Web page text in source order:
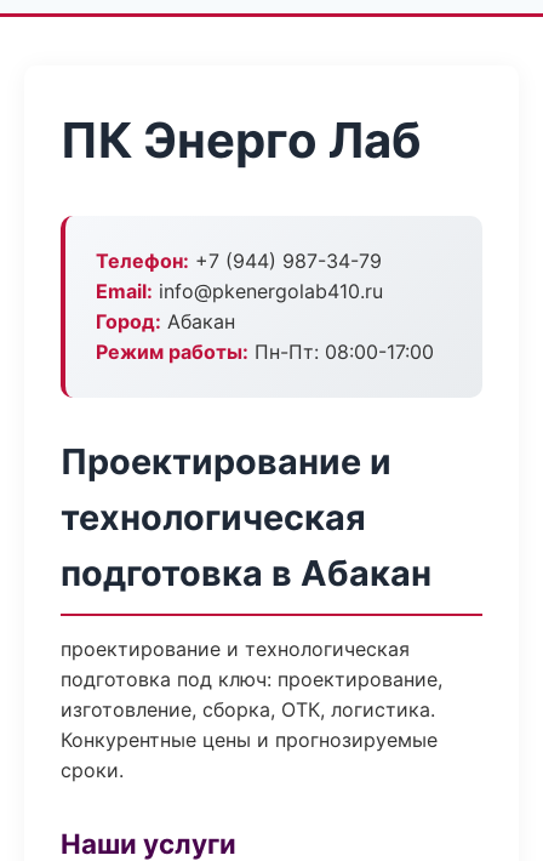
ПК Энерго Лаб
Телефон: +7 (944) 987-34-79
Email: info@pkenergolab410.ru
Город: Абакан
Режим работы: Пн-Пт: 08:00-17:00
Проектирование и
технологическая
подготовка в Абакан
проектирование и технологическая
подготовка под ключ: проектирование,
изготовление, сборка, ОТК, логистика.
Конкурентные цены и прогнозируемые
сроки.
Наши услуги